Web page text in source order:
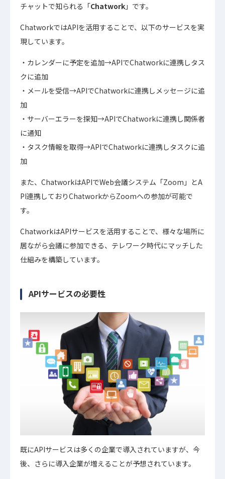
チャットで知られる「Chatwork 」です。
ChatworkではAPIを活用することで、以下のサービスを実
現しています。
カレンダーに予定を追加→APIでChatworkに連携しタス
クに追加
メールを受信→APIでChatworkに連携しメッセージに追
加
サーバーエラーを探知→APIでChatworkに連携し関係者
に通知
タスク情報を取得→APIでChatworkに連携しタスクに追
加
また、ChatworkはAPIでWeb会議システム「Zoom」とA
PI連携しておりChatworkからZoomへの参加が可能で
す。
ChatworkはAPIサービスを活用することで、様々な場所に
居ながら会議に参加できる、テレワーク時代にマッチした
仕組みを構築しています。
APIサービスの必要性
既にAPIサービスは多くの企業で導入されていますが、今
後、さらに導入企業が増えることが予想されています。